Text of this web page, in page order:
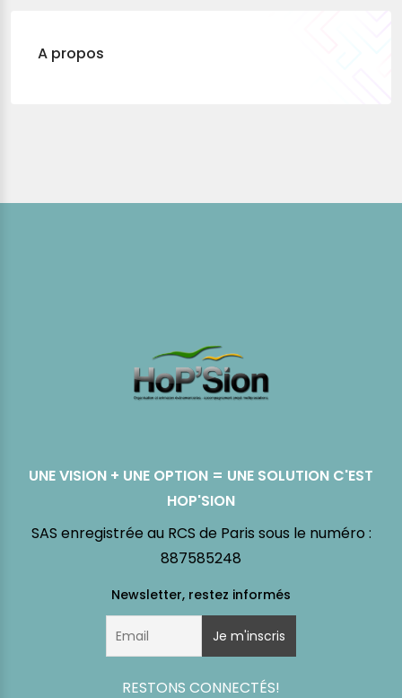
A propos
UNE VISION + UNE OPTION = UNE SOLUTION C'EST
HOP'SION
SAS enregistrée au RCS de Paris sous le numéro :
887585248
RESTONS CONNECTÉS!